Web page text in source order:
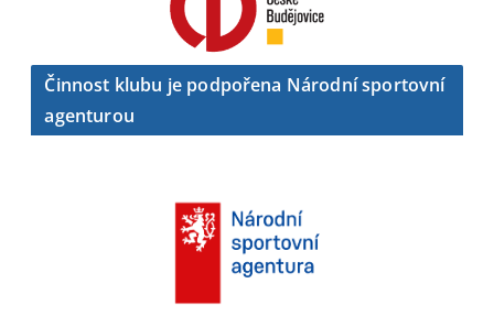
Činnost klubu je podpořena Národní sportovní
agenturou